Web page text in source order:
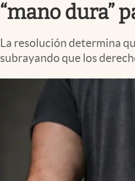
Tv
Espiritualidad
“mano dura”
La resolución determina
subrayando que los